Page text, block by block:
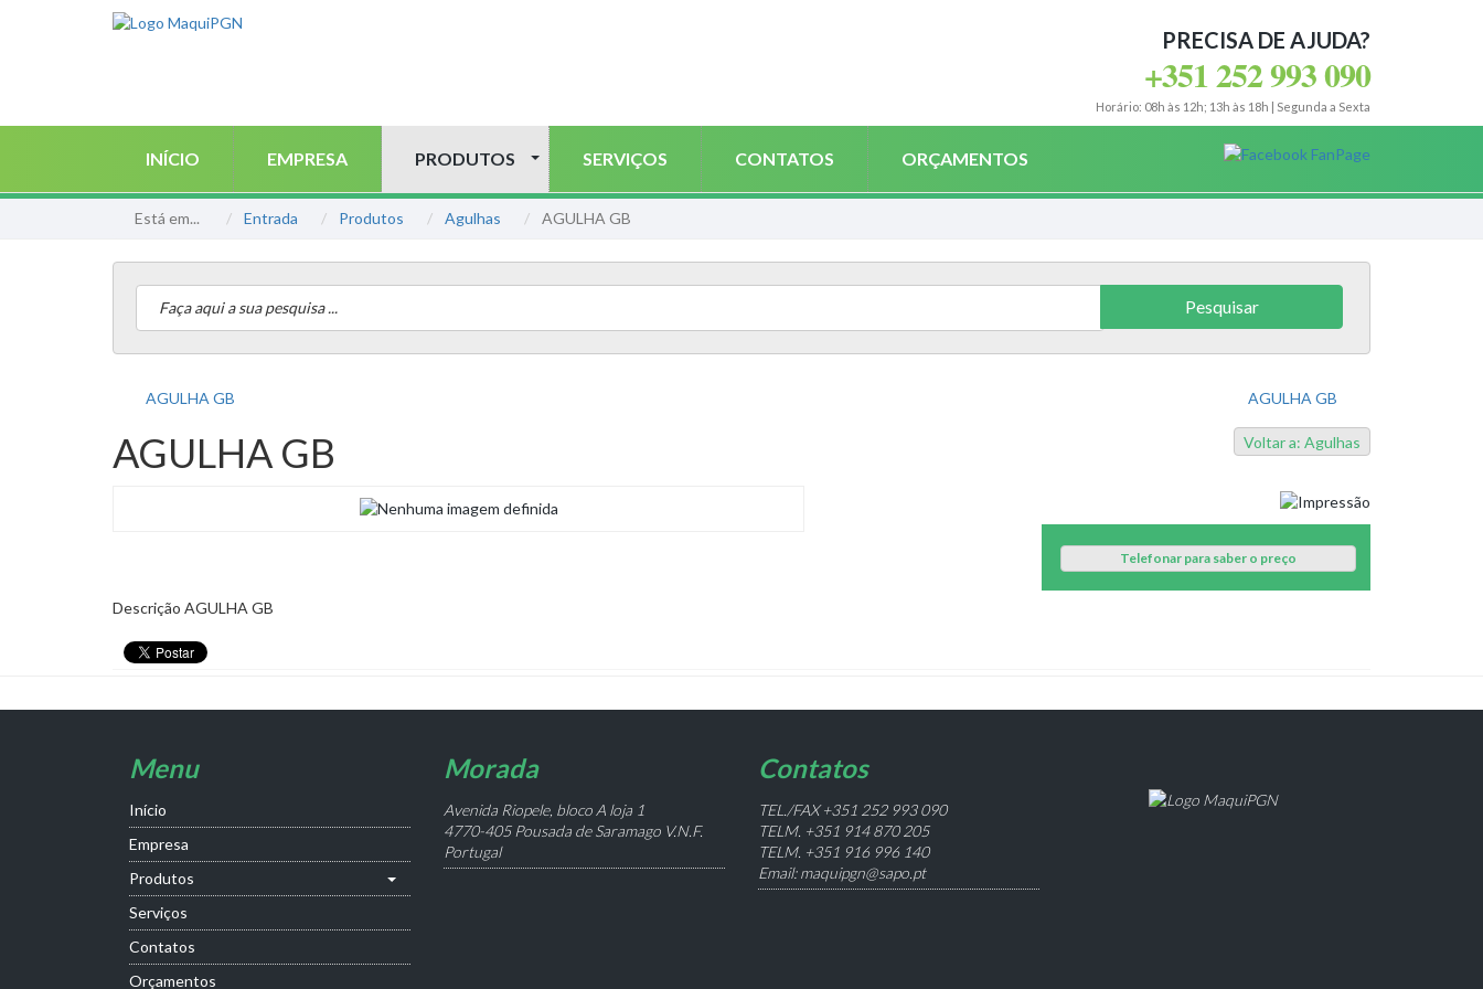
PRECISA DE AJUDA?
+351 252 993 090
Horário: 08h às 12h; 13h às 18h | Segunda a Sexta
INÍCIO EMPRESA PRODUTOS SERVIÇOS CONTATOS ORÇAMENTOS
Está em... Entrada Produtos Agulhas AGULHA GB
AGULHA GB AGULHA GB
Voltar a: Agulhas
AGULHA GB
Telefonar para saber o preço
Descrição AGULHA GB
Menu
Início
Empresa
Produtos
Serviços
Contatos
Orçamentos
Morada
Avenida Riopele, bloco A loja 1
4770-405 Pousada de Saramago V.N.F.
Portugal
Contatos
TEL./FAX +351 252 993 090
TELM. +351 914 870 205
TELM. +351 916 996 140
Email: maquipgn@sapo.pt